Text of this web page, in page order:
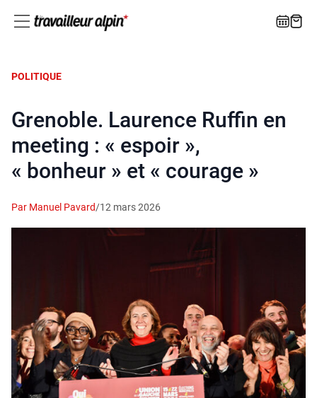
POLITIQUE
Grenoble. Laurence Ruffin en
meeting : « espoir »,
« bonheur » et « courage »
Par Manuel Pavard/12 mars 2026